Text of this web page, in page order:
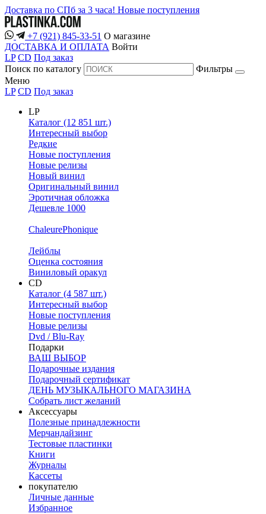
Доставка по СПб за 3 часа! Новые поступления
+7 (921) 845-33-51 О магазине
ДОСТАВКА И ОПЛАТА Войти
LP CD Под заказ
Поиск по каталогу
Фильтры
Меню
LP CD Под заказ
LP
Каталог (12 851 шт.)
Интересный выбор
Редкие
Новые поступления
Новые релизы
Новый винил
Оригинальный винил
Эротичная обложка
Дешевле 1000
ChaleurePhonique
Лейблы
Оценка состояния
Виниловый оракул
CD
Каталог (4 587 шт.)
Интересный выбор
Новые поступления
Новые релизы
Dvd / Blu-Ray
Подарки
ВАШ ВЫБОР
Подарочные издания
Подарочный сертификат
ДЕНЬ МУЗЫКАЛЬНОГО МАГАЗИНА
Собрать лист желаний
Аксессуары
Полезные принадлежности
Мерчандайзинг
Тестовые пластинки
Книги
Журналы
Кассеты
покупателю
Личные данные
Избранное